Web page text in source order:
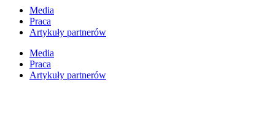
Przejdź
treści
Media
Praca
Artykuły partnerów
Media
Praca
Artykuły partnerów